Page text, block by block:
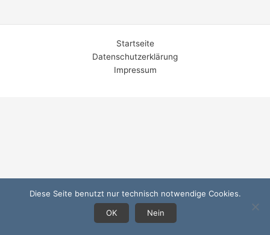
Startseite
Datenschutzerklärung
Impressum
Diese Seite benutzt nur technisch notwendige Cookies.
OK
Nein